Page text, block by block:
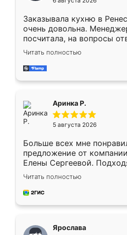
мебели буду заказывать
Заказывала кухню в
очень довольна.
посчитала, на вопросы
Замерщик приехал в
делу со всей
за день, ребята работали
Читать полностью
Аринка Р.
5 августа 2026
Больше всех мне
предложение от
Елены Сергеевой.
короткие сроки
для замера сотрудник
предложил по моему
Читать полностью
Ярослава